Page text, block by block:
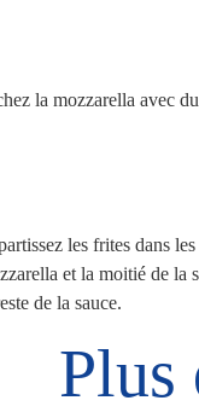
la mozzarella avec
les frites dans
et la moitié de la
de la sauce.
Plus